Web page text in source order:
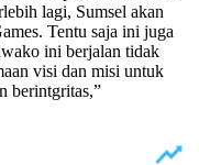
lagi, Sumsel akan
Tentu saja ini juga
ini berjalan tidak
visi dan misi untuk
berintgritas,”